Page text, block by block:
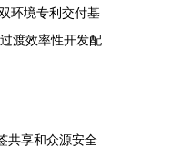
环境专利交付基
渡效率性开发配
共享和众源安全